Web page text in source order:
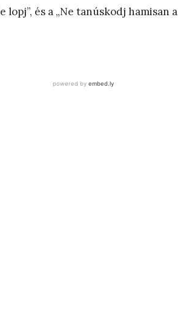
lopj”, és a „Ne tanúskodj hamisan a